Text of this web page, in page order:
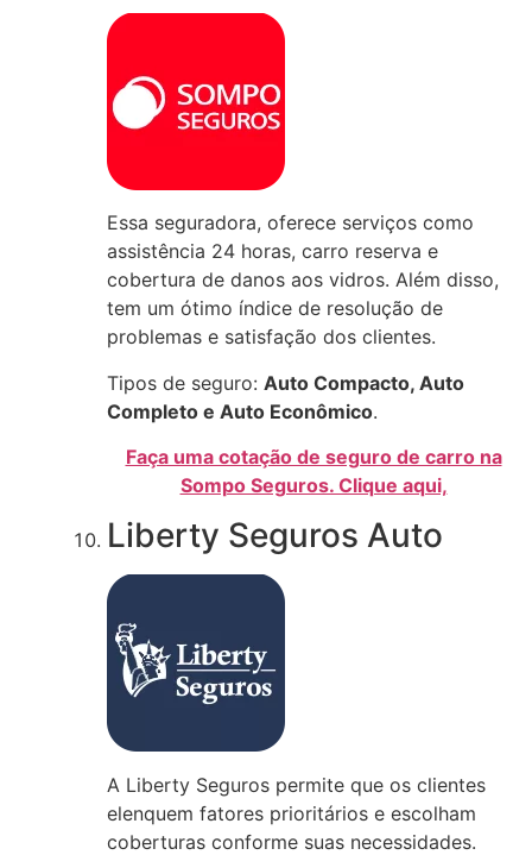
Essa seguradora, oferece serviços como
assistência 24 horas, carro reserva e
cobertura de danos aos vidros. Além disso,
tem um ótimo índice de resolução de
problemas e satisfação dos clientes.
Tipos de seguro: Auto Compacto, Auto
Completo e Auto Econômico.
Faça uma cotação de seguro de carro na
Sompo Seguros. Clique aqui,
Liberty Seguros Auto
A Liberty Seguros permite que os clientes
elenquem fatores prioritários e escolham
coberturas conforme suas necessidades.